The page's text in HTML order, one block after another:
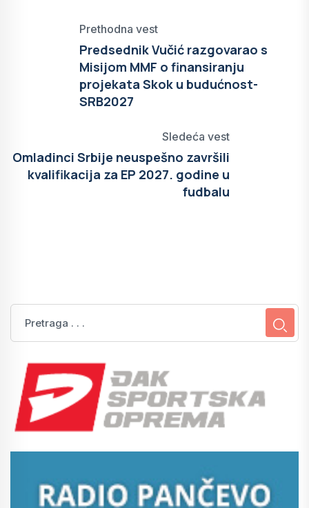
Prethodna vest
Predsednik Vučić razgovarao s
Misijom MMF o finansiranju
projekata Skok u budućnost-
SRB2027
Sledeća vest
Omladinci Srbije neuspešno završili
kvalifikacija za EP 2027. godine u
fudbalu